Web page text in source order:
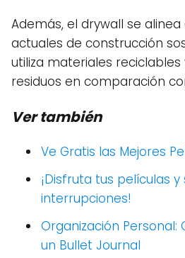
Además, el drywall se
actuales de construcción
utiliza materiales
residuos en comparación
Ver también
Ve Gratis las Mejores
¡Disfruta tus películas
interrupciones!
Organización Personal:
un Bullet Journal